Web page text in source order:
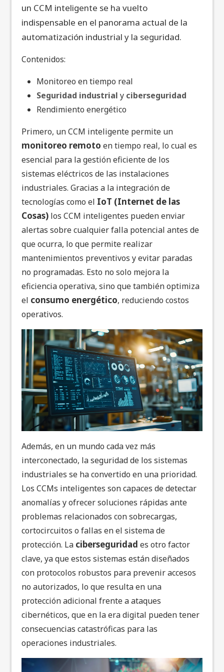
un CCM inteligente se ha vuelto
indispensable en el panorama actual de la
automatización industrial y la seguridad.
Contenidos:
Monitoreo en tiempo real
Seguridad industrial y ciberseguridad
Rendimiento energético
Primero, un CCM inteligente permite un
monitoreo remoto en tiempo real, lo cual es
esencial para la gestión eficiente de los
sistemas eléctricos de las instalaciones
industriales. Gracias a la integración de
tecnologías como el IoT (Internet de las
Cosas) los CCM inteligentes pueden enviar
alertas sobre cualquier falla potencial antes de
que ocurra, lo que permite realizar
mantenimientos preventivos y evitar paradas
no programadas. Esto no solo mejora la
eficiencia operativa, sino que también optimiza
el consumo energético, reduciendo costos
operativos.
Además, en un mundo cada vez más
interconectado, la seguridad de los sistemas
industriales se ha convertido en una prioridad.
Los CCMs inteligentes son capaces de detectar
anomalías y ofrecer soluciones rápidas ante
problemas relacionados con sobrecargas,
cortocircuitos o fallas en el sistema de
protección. La ciberseguridad es otro factor
clave, ya que estos sistemas están diseñados
con protocolos robustos para prevenir accesos
no autorizados, lo que resulta en una
protección adicional frente a ataques
cibernéticos, que en la era digital pueden tener
consecuencias catastróficas para las
operaciones industriales.